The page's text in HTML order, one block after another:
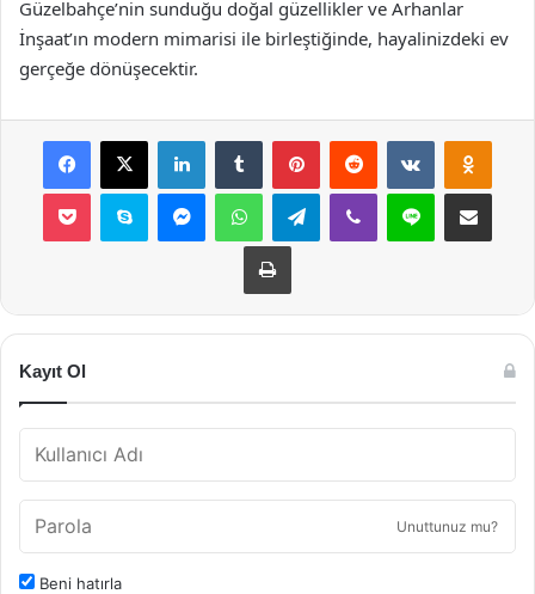
Güzelbahçe’nin sunduğu doğal güzellikler ve Arhanlar
İnşaat’ın modern mimarisi ile birleştiğinde, hayalinizdeki ev
gerçeğe dönüşecektir.
Facebook
X LinkedInTumblr PinterestReddit VKontakte
Pocket Skype MessengerWhatsAppTelegramViber Line E-Posta ile
Yazdır
Kayıt Ol
Unuttunuz mu?
Beni hatırla